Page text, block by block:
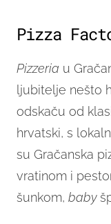
Pizza
Pizzeria u
ljubitelje nešto
odskaču od
hrvatski, s
su Gračanska
vratinom i
šunkom, baby